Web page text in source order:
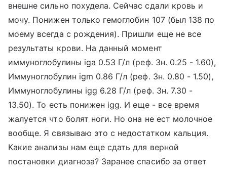
внешне сильно похудела. Сейчас сдали кровь и
мочу. Понижен только гемоглобин 107 (был 138 по
моему всегда с рождения). Пришли еще не все
результаты крови. На данный момент
иммуноглобулины iga 0.53 Г/л (реф. Зн. 0.25 - 1.60),
Иммуноглобулин igm 0.86 Г/л (реф. Зн. 0.80 - 1.50),
Иммуноглобулины igg 6.28 Г/л (реф. Зн. 7.30 -
13.50). То есть понижен igg. И еще - все время
жалуется что болят ноги. Но она не ест молочное
вообще. Я связываю это с недостатком кальция.
Какие анализы нам еще сдать для верной
постановки диагноза? Заранее спасибо за ответ